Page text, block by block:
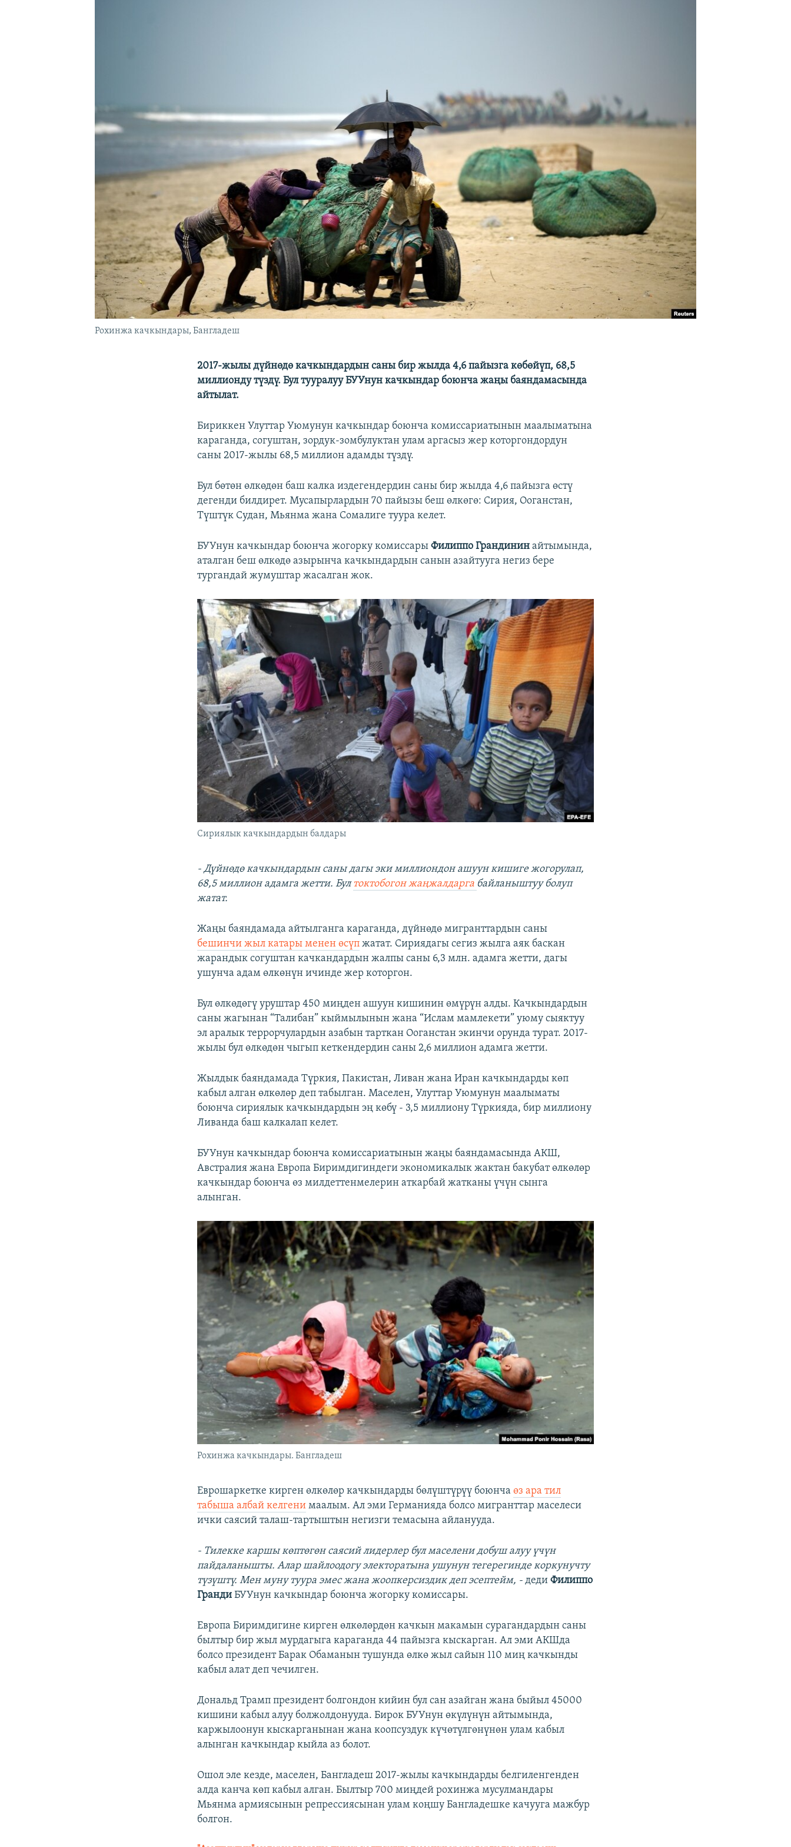
Рохинжа качкындары, Бангладеш
2017-жылы дүйнөдө качкындардын саны бир жылда 4,6 пайызга көбөйүп, 68,5
миллионду түздү. Бул тууралуу БУУнун качкындар боюнча жаңы баяндамасында
айтылат.
Бириккен Улуттар Уюмунун качкындар боюнча комиссариатынын маалыматына
караганда, согуштан, зордук-зомбулуктан улам аргасыз жер которгондордун
саны 2017-жылы 68,5 миллион адамды түздү.
Бул бөтөн өлкөдөн баш калка издегендердин саны бир жылда 4,6 пайызга өстү
дегенди билдирет. Мусапырлардын 70 пайызы беш өлкөгө: Сирия, Ооганстан,
Түштүк Судан, Мьянма жана Сомалиге туура келет.
БУУнун качкындар боюнча жогорку комиссарыФилиппо Грандининайтымында,
аталган беш өлкөдө азырынча качкындардын санын азайтууга негиз бере
тургандай жумуштар жасалган жок.
Сириялык качкындардын балдары
- Дүйнөдө качкындардын саны дагы эки миллиондон ашуун кишиге жогорулап,
68,5 миллион адамга жетти. Бул токтобогон жаңжалдарга байланыштуу болуп
жатат.
Жаңы баяндамада айтылганга караганда, дүйнөдө мигранттардын саны
бешинчи жыл катары менен өсүп жатат. Сириядагы сегиз жылга аяк баскан
жарандык согуштан качкандардын жалпы саны 6,3 млн. адамга жетти, дагы
ушунча адам өлкөнүн ичинде жер которгон.
Бул өлкөдөгү уруштар 450 миңден ашуун кишинин өмүрүн алды. Качкындардын
саны жагынан “Талибан” кыймылынын жана “Ислам мамлекети” уюму сыяктуу
эл аралык террорчулардын азабын тарткан Ооганстан экинчи орунда турат. 2017-
жылы бул өлкөдөн чыгып кеткендердин саны 2,6 миллион адамга жетти.
Жылдык баяндамада Түркия, Пакистан, Ливан жана Иран качкындарды көп
кабыл алган өлкөлөр деп табылган. Маселен, Улуттар Уюмунун маалыматы
боюнча сириялык качкындардын эң көбү - 3,5 миллиону Түркияда, бир миллиону
Ливанда баш калкалап келет.
БУУнун качкындар боюнча комиссариатынын жаңы баяндамасында АКШ,
Австралия жана Европа Биримдигиндеги экономикалык жактан бакубат өлкөлөр
качкындар боюнча өз милдеттенмелерин аткарбай жатканы үчүн сынга
алынган.
Рохинжа качкындары. Бангладеш
Еврошаркетке кирген өлкөлөр качкындарды бөлүштүрүү боюнчаөз ара тил
табыша албай келгени маалым. Ал эми Германияда болсо мигранттар маселеси
ички саясий талаш-тартыштын негизги темасына айланууда.
- Тилекке каршы көптөгөн саясий лидерлер бул маселени добуш алуу үчүн
пайдаланышты. Алар шайлоодогу электоратына ушунун тегерегинде коркунучту
түзүштү. Мен муну туура эмес жана жоопкерсиздик деп эсептейм, -деди Филиппо
ГрандиБУУнун качкындар боюнча жогорку комиссары.
Европа Биримдигине кирген өлкөлөрдөн качкын макамын сурагандардын саны
былтыр бир жыл мурдагыга караганда 44 пайызга кыскарган. Ал эми АКШда
болсо президент Барак Обаманын тушунда өлкө жыл сайын 110 миң качкынды
кабыл алат деп чечилген.
Дональд Трамп президент болгондон кийин бул сан азайган жана быйыл 45000
кишини кабыл алуу болжолдонууда. Бирок БУУнун өкүлүнүн айтымында,
каржылоонун кыскарганынан жана коопсуздук күчөтүлгөнүнөн улам кабыл
алынган качкындар кыйла аз болот.
Ошол эле кезде, маселен, Бангладеш 2017-жылы качкындарды белгиленгенден
алда канча көп кабыл алган. Былтыр 700 миңдей рохинжа мусулмандары
Мьянма армиясынын репрессиясынан улам коңшу Бангладешке качууга мажбур
болгон.